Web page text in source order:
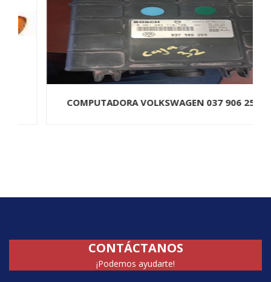
COMPUTADORA VOLKSWAGEN 037 906 259
CONTÁCTANOS
¡Podemos ayudarte!